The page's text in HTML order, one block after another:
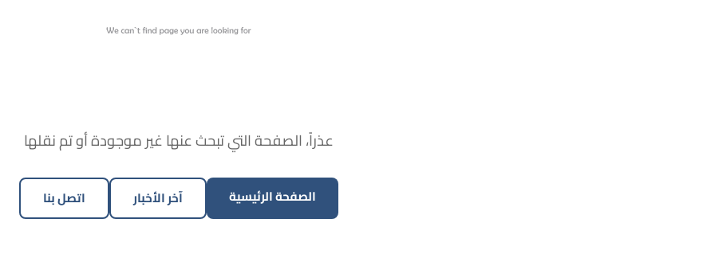
عذراً، الصفحة التي تبحث عنها غير موجودة أو تم نقلها
الصفحة الرئيسية آخر الأخبار اتصل بنا